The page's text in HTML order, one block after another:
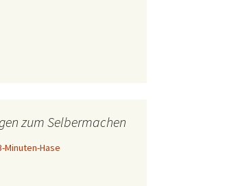
zum Selbermachen
Minuten-Hase